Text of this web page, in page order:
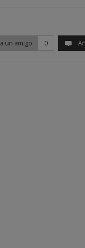
un amigo 0